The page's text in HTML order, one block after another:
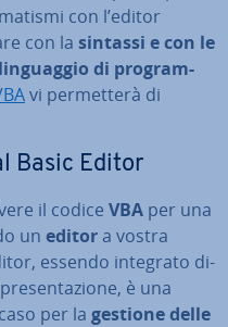
con l’editor
con la sintassi e con le
di pro­gram­
vi per­met­te­rà di
Basic Editor
il codice VBA per una
un editora vostra
essendo integrato di­
è una
per la gestione delle